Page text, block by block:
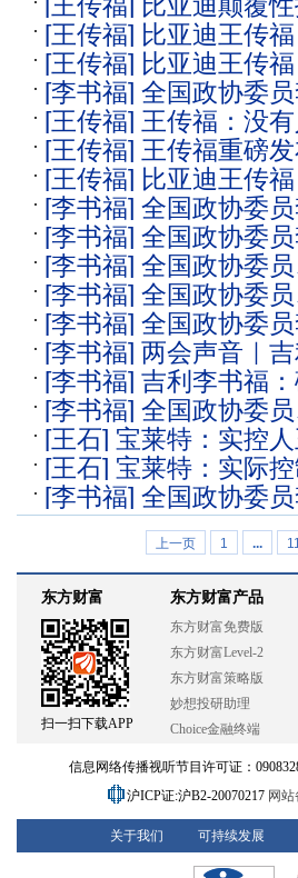
饱” 王传福：电动化
电池“5分钟充好，9分
[王传福] 比亚迪王传
[王传福] 比亚迪王传
好”，9分钟“充饱”
[李书福] 全国政协委
[王传福] 王传福：没
[王传福] 王传福重磅
亚迪王炸来了！
[王传福] 比亚迪王传
[李书福] 全国政协委
货车，加快推进城市
[李书福] 全国政协委
动车辆”专业
[李书福] 全国政协委
加快构建现代综合交
[李书福] 全国政协委
推广甲醇电动货车，
车建设
[李书福] 全国政协委
力货运领域双碳目标
[李书福] 两会声音｜
动货车保障运力
[李书福] 吉利李书福
式可持续发展
[李书福] 全国政协委
醇电动货车，设立智
[王石] 宝莱特：实控
零
[王石] 宝莱特：实际
[李书福] 全国政协委
到走进去，关键靠什
上一页 1 ...
东方财富
扫一扫下载APP
东方财富产品
东方财富免费版
东方财富Level-2
东方财富策略版
妙想投研助理
Choice金融终端
信息网络传播视听节目许可证：
沪ICP证:沪B2-20070217 网站
关于我们 可持续发展